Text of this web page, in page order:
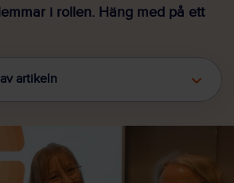
i rollen. Häng med på ett
artikeln